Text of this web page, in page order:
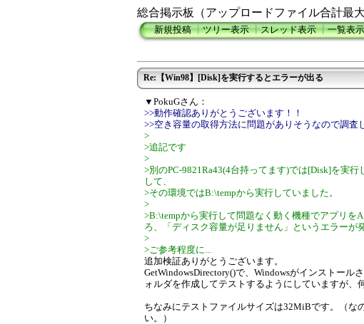
総合掲示板（アップロードファイル合計最
新規投稿┃ツリー表示┃スレッド表示┃一覧表示
Re:【Win98】[Disk]を実行するとエラーが出る
▼PokuGさん：
>>動作確認ありがとうございます！！
>>空き容量の取得方法に問題がありそうなので調査
>
>追記です
>
>別のPC-9821Ra43(4台持ってます)では[Disk]を実
して、
>その環境ではB:\tempから実行していました。
>
>B:\tempから実行して問題なく動く機種でアプリを
ろ、「ディスク容量が足りません」というエラーが
>
>ご参考程度に...
追加検証ありがとうございます。
GetWindowsDirectory()で、Windowsがインストール
ォルダを作成してテストするようにしていますが、
ちなみにテストファイルサイズは32MiBです。（な
い。）